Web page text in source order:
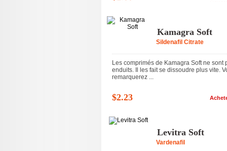
Kamagra Soft
Sildenafil Citrate
Les comprimés de Kamagra Soft ne sont
enduits. Il les fait se dissoudre plus vite.
remarquerez ...
$2.23
Levitra Soft
Vardenafil